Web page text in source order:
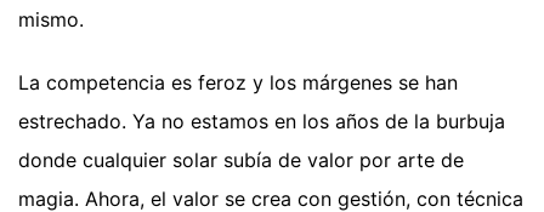
mismo.
La competencia es feroz y los márgenes se han
estrechado. Ya no estamos en los años de la burbuja
donde cualquier solar subía de valor por arte de
magia. Ahora, el valor se crea con gestión, con técnica